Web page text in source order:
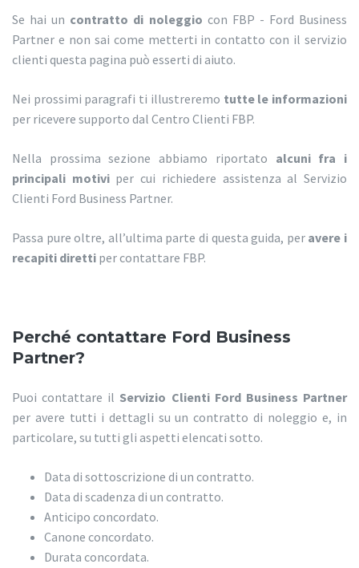
Se hai un contratto di noleggio con FBP - Ford Business
Partner e non sai come metterti in contatto con il servizio
clienti questa pagina può esserti di aiuto.
Nei prossimi paragrafi ti illustreremo tutte le informazioni
per ricevere supporto dal Centro Clienti FBP.
Nella prossima sezione abbiamo riportato alcuni fra i
principali motiviper cui richiedere assistenza al Servizio
Clienti Ford Business Partner.
Passa pure oltre, all’ultima parte di questa guida, per avere i
recapiti diretti per contattare FBP.
Perché contattare Ford Business
Partner?
Puoi contattare il Servizio Clienti Ford Business Partner
per avere tutti i dettagli su un contratto di noleggio e, in
particolare, su tutti gli aspetti elencati sotto.
Data di sottoscrizione di un contratto.
Data di scadenza di un contratto.
Anticipo concordato.
Canone concordato.
Durata concordata.